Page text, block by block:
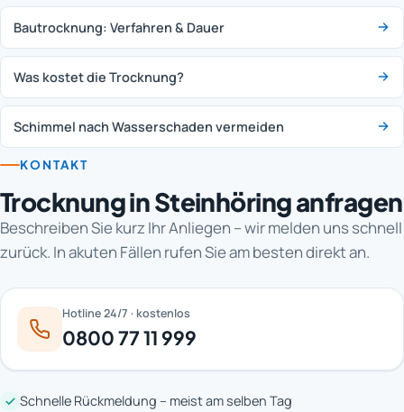
Bautrocknung: Verfahren & Dauer
Was kostet die Trocknung?
Schimmel nach Wasserschaden vermeiden
KONTAKT
Trocknung in Steinhöring anfragen
Beschreiben Sie kurz Ihr Anliegen – wir melden uns schnell
zurück. In akuten Fällen rufen Sie am besten direkt an.
Hotline 24/7 · kostenlos
0800 77 11 999
Schnelle Rückmeldung – meist am selben Tag